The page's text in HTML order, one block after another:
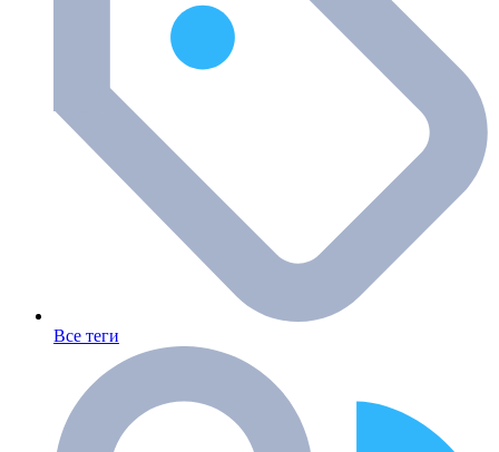
Все теги